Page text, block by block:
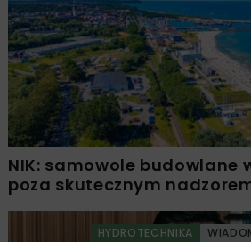
NIK: samowole budowlane
poza skutecznym
HYDROTECHNIKA